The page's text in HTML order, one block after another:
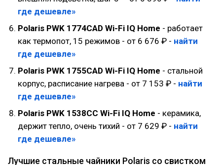
где дешевле»
Polaris PWK 1774CAD Wi-Fi IQ Home - работает
как термопот, 15 режимов - от 6 676 ₽ - найти
где дешевле»
Polaris PWK 1755CAD Wi-Fi IQ Home - стальной
корпус, расписание нагрева - от 7 153 ₽ - найти
где дешевле»
Polaris PWK 1538СС Wi-Fi IQ Home - керамика,
держит тепло, очень тихий - от 7 629 ₽ - найти
где дешевле»
Лучшие стальные чайники Polaris со свистком